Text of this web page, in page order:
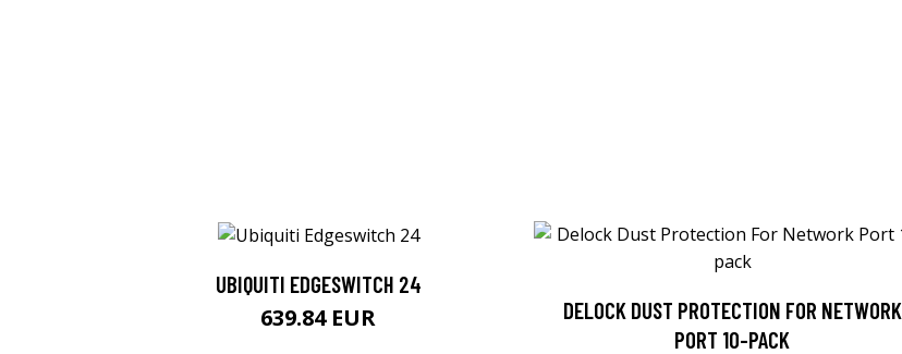
UBIQUITI EDGESWITCH 24
639.84 EUR
DELOCK DUST PROTECTION FOR NETWORK
PORT 10-PACK